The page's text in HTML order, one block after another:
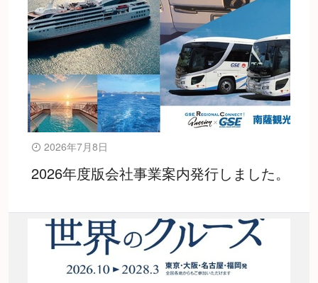
2026年7月8日
2026年度版会社事業案内発行しました。